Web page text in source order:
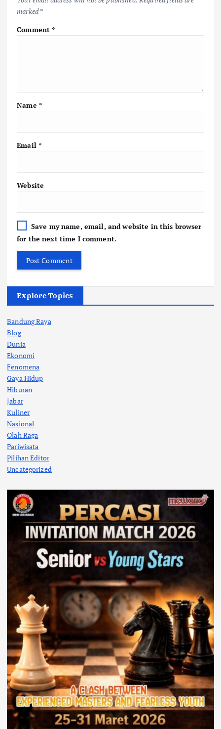
marked*
Comment*
Name *
Email *
Website
Save my name, email, and website in this browser
for the next time I comment.
Explore Topics
Bandung Raya
Blog
Dunia
Ekonomi
Fenomena
Gaya Hidup
Hiburan
Jabar
Kuliner
Nasional
Olah Raga
Pariwisata
Pilihan Editor
Uncategorized